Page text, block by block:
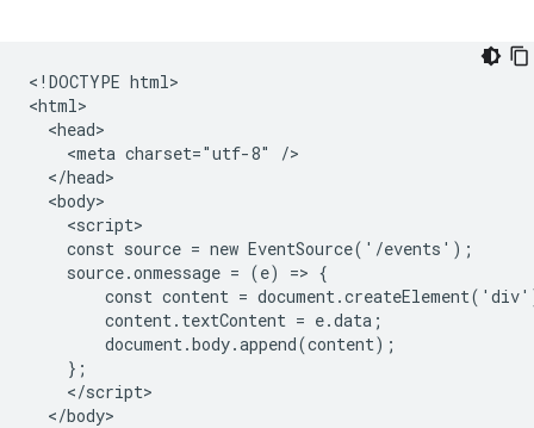
<!DOCTYPE html>
<html>
  <head>
    <meta charset="utf-8" />
  </head>
  <body>
    <script>
    const source = new EventSource('/events');
    source.onmessage = (e) => {
const content =
        content.textContent = e.data;
        document.body.append(content);
    };
    </script>
  </body>